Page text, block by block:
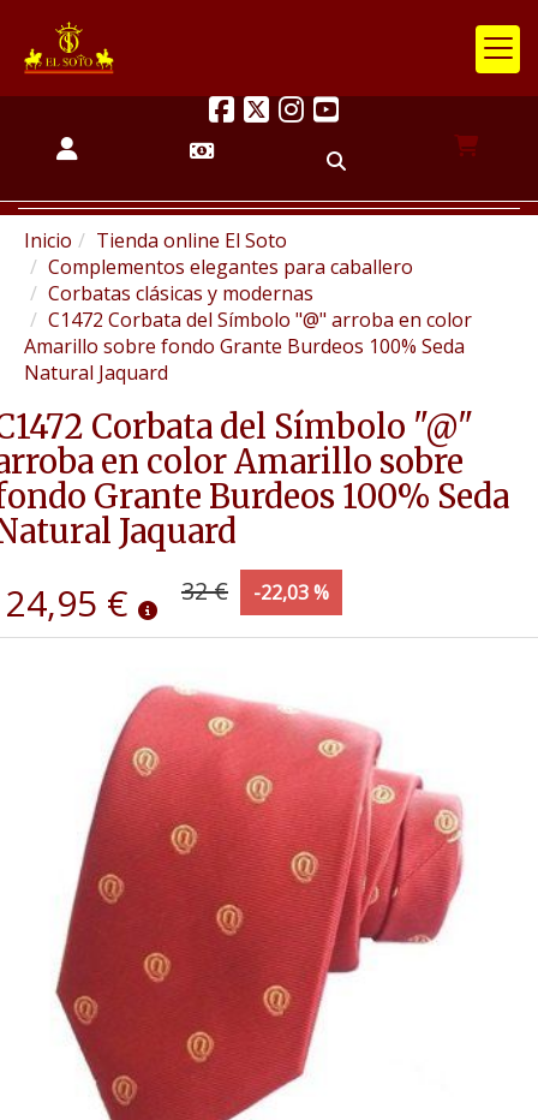
Inicio
Tienda online El Soto
Complementos elegantes para caballero
Corbatas clásicas y modernas
C1472 Corbata del Símbolo "@" arroba en color
Amarillo sobre fondo Grante Burdeos 100% Seda
Natural Jaquard
Corbata del Símbolo "@"
en color Amarillo sobre
Grante Burdeos 100% Seda
Jaquard
24,95 € 32 € -22,03 %